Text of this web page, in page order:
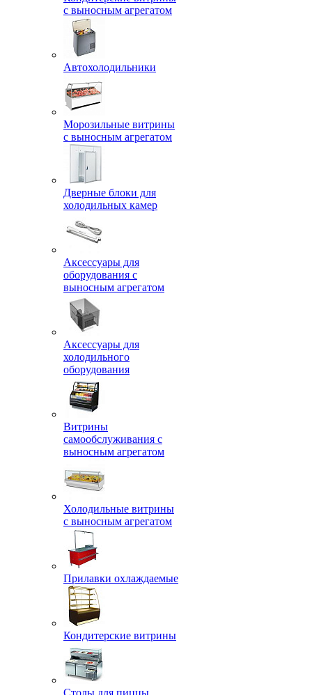
с выносным агрегатом
Автохолодильники
Морозильные витрины
с выносным агрегатом
Дверные блоки для
холодильных камер
Аксессуары для
оборудования с
выносным агрегатом
Аксессуары для
холодильного
оборудования
Витрины
самообслуживания с
выносным агрегатом
Холодильные витрины
с выносным агрегатом
Прилавки охлаждаемые
Кондитерские витрины
Столы для пиццы